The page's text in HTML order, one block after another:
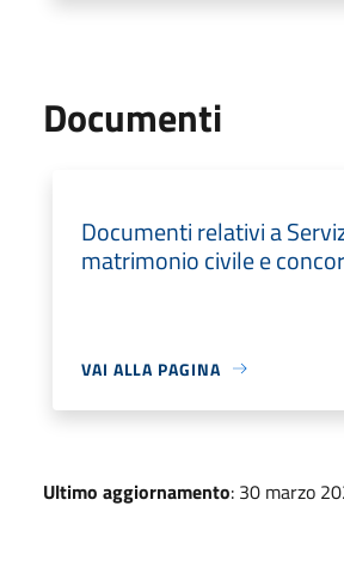
Documenti
Documenti relativi a
matrimonio civile e
VAI ALLA PAGINA
Ultimo aggiornamento: 30 marzo